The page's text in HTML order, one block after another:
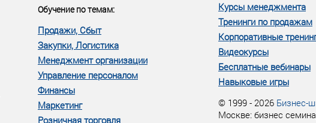
Обучение по темам:
Продажи, Сбыт
Закупки, Логистика
Менеджмент организации
Управление персоналом
Финансы
Маркетинг
Розничная торговля
Курсы менеджмента
Тренинги по продажам
Корпоративные
Видеокурсы
Бесплатные вебинары
Навыковые игры
© 1999 - 2026 Бизнес-
Москве: бизнес